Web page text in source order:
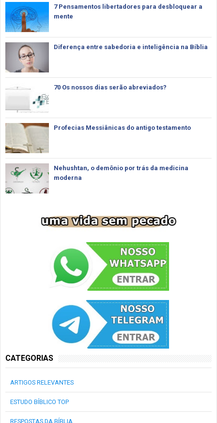
7 Pensamentos libertadores para desbloquear a
mente
Diferença entre sabedoria e inteligência na Bíblia
70 Os nossos dias serão abreviados?
Profecias Messiânicas do antigo testamento
Nehushtan, o demônio por trás da medicina
moderna
CATEGORIAS
ARTIGOS RELEVANTES
ESTUDO BÍBLICO TOP
RESPOSTAS DA BÍBLIA